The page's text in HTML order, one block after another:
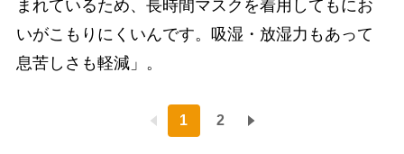
まれているため、長時間マスクを着用してもにお
いがこもりにくいんです。吸湿・放湿力もあって
息苦しさも軽減」。
1 2